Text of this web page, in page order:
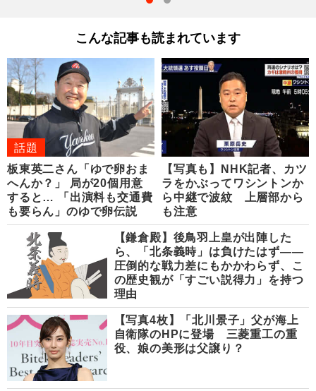
こんな記事も読まれています
話題
板東英二さん「ゆで卵おま
へんか？」 局が20個用意
すると… 「出演料も交通費
も要らん」のゆで卵伝説
【写真も】NHK記者、カツ
ラをかぶってワシントンか
ら中継で波紋 上層部から
も注意
【鎌倉殿】後鳥羽上皇が出陣した
ら、「北条義時」は負けたはず――
圧倒的な戦力差にもかかわらず、こ
の歴史観が「すごい説得力」を持つ
理由
【写真4枚】「北川景子」父が海上
自衛隊のHPに登場 三菱重工の重
役、娘の美形は父譲り？